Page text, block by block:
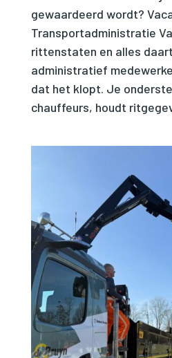
gewaardeerd wordt?
Transportadministratie
rittenstaten en alles
administratief
dat het klopt. Je
chauffeurs, houdt